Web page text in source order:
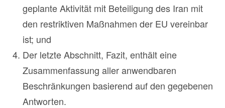
geplante Aktivität mit Beteiligung des Iran mit
den restriktiven Maßnahmen der EU vereinbar
ist; und
Der letzte Abschnitt, Fazit, enthält eine
Zusammenfassung aller anwendbaren
Beschränkungen basierend auf den gegebenen
Antworten.